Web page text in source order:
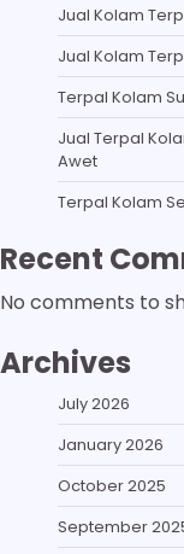
Jual Kolam
Jual Kolam
Terpal Kolam
Jual Terpal
Awet
Terpal Kolam
Recent
No comments to
Archives
July 2026
January 2026
October 2025
September